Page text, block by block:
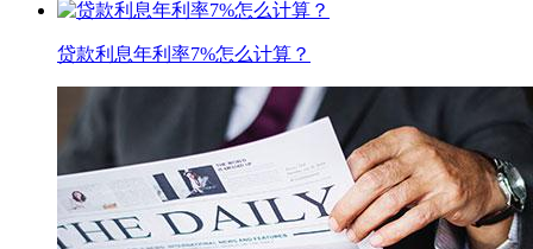
贷款利息年利率7%怎么计算？